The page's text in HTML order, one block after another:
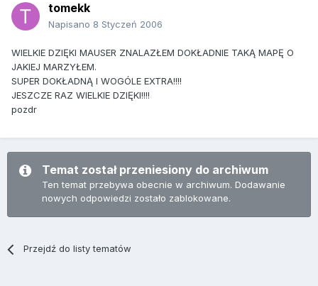
tomekk
Napisano 8 Styczeń 2006
WIELKIE DZIĘKI MAUSER ZNALAZŁEM DOKŁADNIE TAKĄ MAPĘ O
JAKIEJ MARZYŁEM.
SUPER DOKŁADNĄ I WOGÓLE EXTRA!!!!
JESZCZE RAZ WIELKIE DZIĘKI!!!!
pozdr
Temat został przeniesiony do archiwum
Ten temat przebywa obecnie w archiwum. Dodawanie
nowych odpowiedzi zostało zablokowane.
Przejdź do listy tematów